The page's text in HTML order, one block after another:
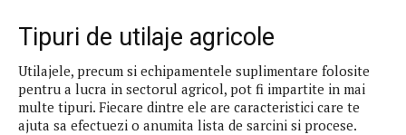
Tipuri de utilaje agricole
Utilajele, precum si echipamentele suplimentare folosite
pentru a lucra in sectorul agricol, pot fi impartite in mai
multe tipuri. Fiecare dintre ele are caracteristici care te
ajuta sa efectuezi o anumita lista de sarcini si procese.